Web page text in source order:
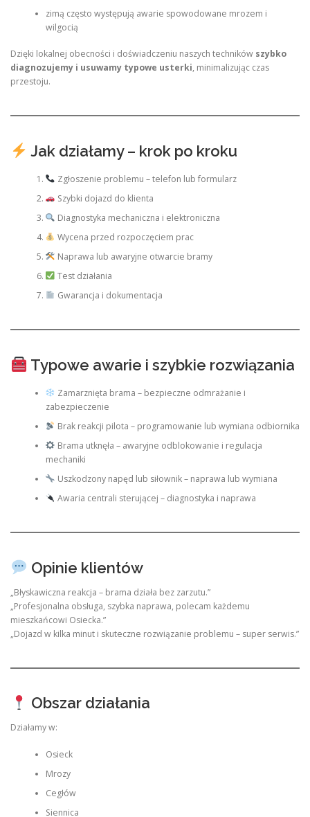
zimą często występują awarie spowodowane mrozem i
wilgocią
Dzięki lokalnej obecności i doświadczeniu naszych techników szybko
diagnozujemy i usuwamy typowe usterki, minimalizując czas
przestoju.
Jak działamy – krok po kroku
Zgłoszenie problemu – telefon lub formularz
Szybki dojazd do klienta
Diagnostyka mechaniczna i elektroniczna
Wycena przed rozpoczęciem prac
Naprawa lub awaryjne otwarcie bramy
Test działania
Gwarancja i dokumentacja
Typowe awarie i szybkie rozwiązania
Zamarznięta brama – bezpieczne odmrażanie i
zabezpieczenie
Brak reakcji pilota – programowanie lub wymiana odbiornika
Brama utknęła – awaryjne odblokowanie i regulacja
mechaniki
Uszkodzony napęd lub siłownik – naprawa lub wymiana
Awaria centrali sterującej – diagnostyka i naprawa
Opinie klientów
„Błyskawiczna reakcja – brama działa bez zarzutu.”
„Profesjonalna obsługa, szybka naprawa, polecam każdemu
mieszkańcowi Osiecka.”
„Dojazd w kilka minut i skuteczne rozwiązanie problemu – super serwis.”
Obszar działania
Działamy w:
Osieck
Mrozy
Cegłów
Siennica